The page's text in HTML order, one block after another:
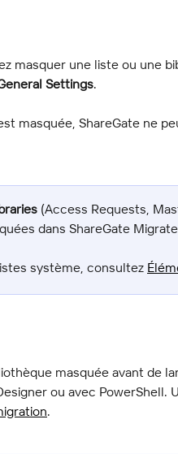
masquer une liste ou une
Settings.
masquée, ShareGate ne
(Access Requests,
dans ShareGate
système, consultez
masquée avant de
ou avec PowerShell.
.